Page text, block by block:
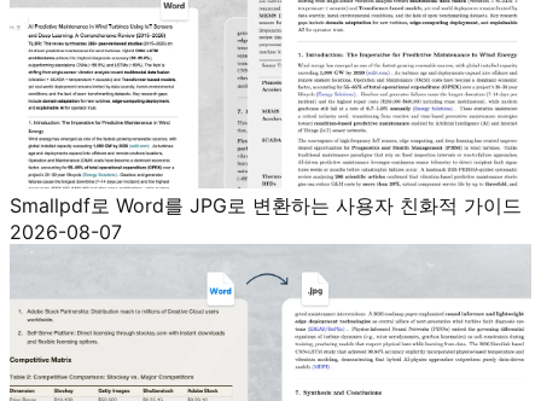
Smallpdf로 Word를 JPG로 변환하는 사용자 친화적 가이드
2026-08-07